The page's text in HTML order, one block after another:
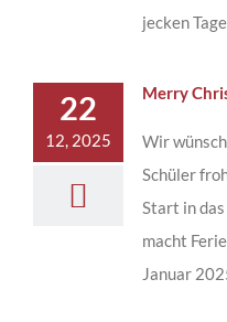
jecken
22
12, 2025
Merry
Wir
Schüler
Start in
macht
Januar